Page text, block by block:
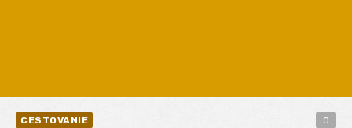
CESTOVANIE 0